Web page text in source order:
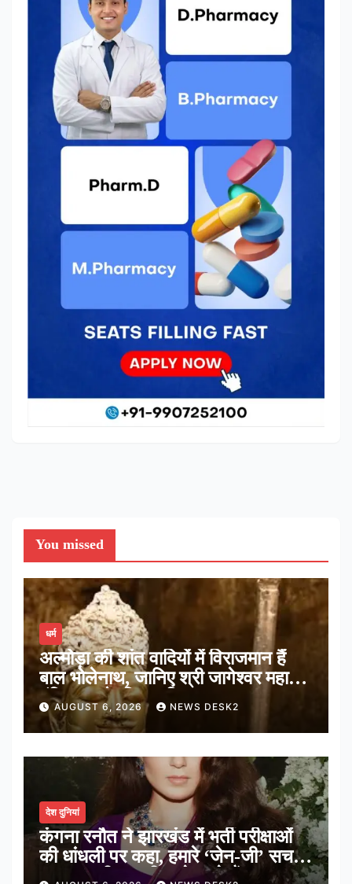
You missed
धर्म
अल्मोड़ा की शांत वादियों में विराजमान हैं
बाल भोलेनाथ, जानिए श्री जागेश्वर महादेव
मंदिर का पौराणिक इतिहास
AUGUST 6, 2026 NEWS DESK2
देश दुनियां
कंगना रनौत ने झारखंड में भर्ती परीक्षाओं
की धांधली पर कहा, हमारे ‘जेन-जी’ सच में
हर तरह की तकलीफ झेल रहे हैं